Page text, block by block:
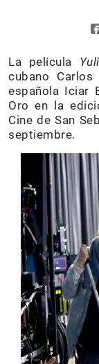
La película Yuli
cubano
española Iciar
Oro en la
Cine de San
septiembre.